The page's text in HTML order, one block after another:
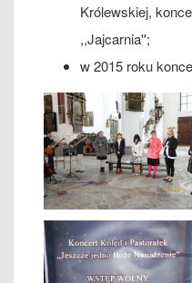
Królewskiej,
,,Jajcarnia'';
w 2015 roku